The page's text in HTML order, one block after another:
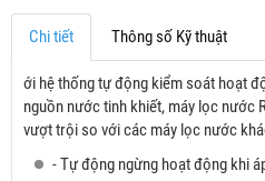
Chi tiết Thông số Kỹ thuật
ới hệ thống tự động kiểm soát hoạt
nguồn nước tinh khiết, máy lọc nước
vượt trội so với các máy lọc nước
- Tự động ngừng hoạt động khi